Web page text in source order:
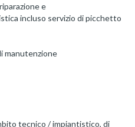
e
incluso servizio di picchetto
manutenzione
tecnico / impiantistico, di